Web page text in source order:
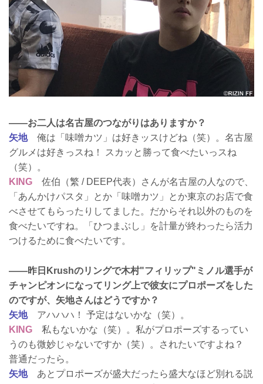
——お二人は名古屋のつながりはありますか？
矢地俺は「味噌カツ」は好きッスけどね（笑）。名古屋
グルメは好きっスね！ スカッと勝って食べたいっスね
（笑）。
KING 佐伯（繁 / DEEP代表）さんが名古屋の人なので、
「あんかけパスタ」とか「味噌カツ」とか東京のお店で食
べさせてもらったりしてました。だからそれ以外のものを
食べたいですね。「ひつまぶし」を計量が終わったら活力
つけるために食べたいです。
——昨日Krushのリングで木村"フィリップ"ミノル選手が
チャンピオンになってリング上で彼女にプロポーズをした
のですが、矢地さんはどうですか？
矢地アハハハ！ 予定はないかな（笑）。
KING 私もないかな（笑）。私がプロポーズするってい
うのも微妙じゃないですか（笑）。されたいですよね？
普通だったら。
矢地あとプロポーズが盛大だったら盛大なほど別れる説